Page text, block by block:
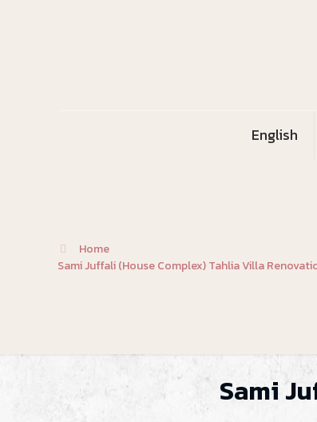
English
Home
Sami Juffali (House Complex) Tahlia Villa
Sami